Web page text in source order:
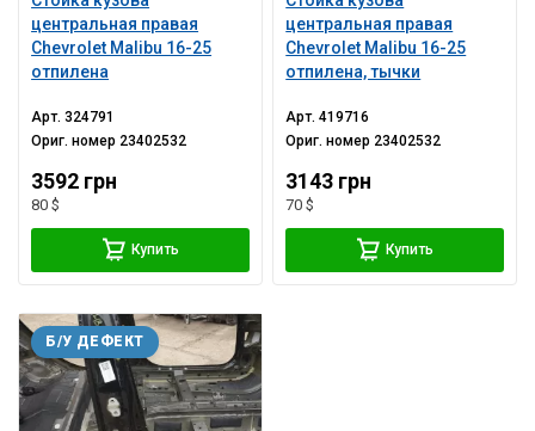
центральная правая
Chevrolet Malibu 16-25
отпилена
Арт.324791
Ориг. номер 23402532
3592 грн
80 $
Купить
центральная правая
Chevrolet Malibu 16-25
отпилена, тычки
Арт.419716
Ориг. номер 23402532
3143 грн
70 $
Купить
Б/У ДЕФЕКТ